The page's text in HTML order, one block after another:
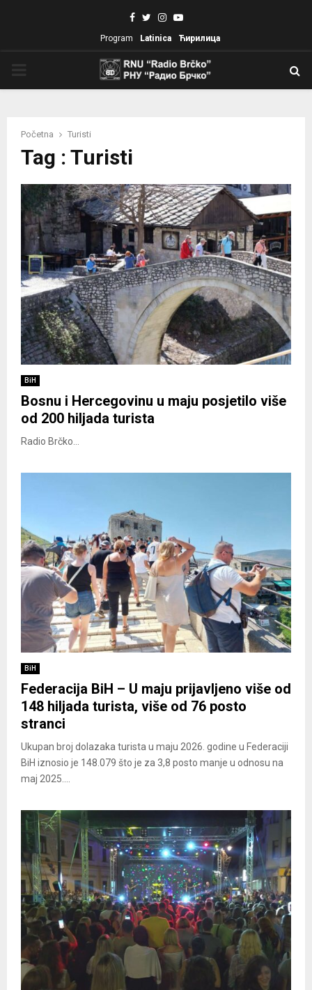
Facebook
TwitterInstagram
Youtube
Program Latinica Ћирилица
Početna Turisti
Tag : Turisti
BiH
Bosnu i Hercegovinu u maju posjetilo više
od 200 hiljada turista
Radio Brčko...
BiH
Federacija BiH – U maju prijavljeno više od
148 hiljada turista, više od 76 posto
stranci
Ukupan broj dolazaka turista u maju 2026. godine u Federaciji
BiH iznosio je 148.079 što je za 3,8 posto manje u odnosu na
maj 2025....